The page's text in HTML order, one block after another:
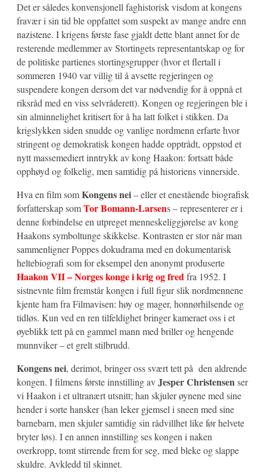
Det er således konvensjonell faghistorisk visdom at kongens
fravær i sin tid ble oppfattet som suspekt av mange andre enn
nazistene. I krigens første fase gjaldt dette blant annet for de
resterende medlemmer av Stortingets representantskap og for
de politiske partienes stortingsgrupper (hvor et flertall i
sommeren 1940 var villig til å avsette regjeringen og
suspendere kongen dersom det var nødvendig for å oppnå et
riksråd med en viss selvråderett). Kongen og regjeringen ble i
sin alminnelighet kritisert for å ha latt folket i stikken. Da
krigslykken siden snudde og vanlige nordmenn erfarte hvor
stringent og demokratisk kongen hadde opptrådt, oppstod et
nytt massemediert inntrykk av kong Haakon: fortsatt både
opphøyd og folkelig, men samtidig på historiens vinnerside.
Hva en film somKongens nei– eller et enestående biografisk
forfatterskap somTor Bomann-Larsens – representerer er i
denne forbindelse en utpreget menneskeliggjørelse av kong
Haakons symboltunge skikkelse. Kontrasten er stor når man
sammenligner Poppes dokudrama med en dokumentarisk
heltebiografi som for eksempel den anonymt produserte
Haakon VII – Norges konge i krig og fredfra 1952. I
sistnevnte film fremstår kongen i full figur slik nordmennene
kjente ham fra Filmavisen: høy og mager, honnørhilsende og
tidløs. Kun ved en ren tilfeldighet bringer kameraet oss i et
øyeblikk tett på en gammel mann med briller og hengende
munnviker – et grelt stilbrudd.
Kongens nei, derimot, bringer oss svært tett på den aldrende
kongen. I filmens første innstilling avJesper Christensenser
vi Haakon i et ultranært utsnitt; han skjuler øynene med sine
hender i sorte hansker (han leker gjemsel i sneen med sine
barnebarn, men skjuler samtidig sin rådvillhet like før helvete
bryter løs). I en annen innstilling ses kongen i naken
overkropp, tomt stirrende frem for seg, med bleke og slappe
skuldre. Avkledd til skinnet.